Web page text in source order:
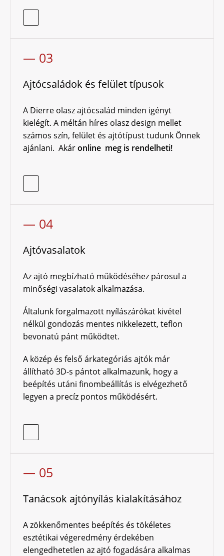
— 03
Ajtócsaládok és felület típusok
A Dierre olasz ajtócsalád minden igényt
kielégít. A méltán híres olasz design mellet
számos szín, felület és ajtótípust tudunk Önnek
ajánlani. Akáronline meg is rendelheti!
— 04
Ajtóvasalatok
Az ajtó megbízható működéséhez párosul a
minőségi vasalatok alkalmazása.
Általunk forgalmazott nyílászárókat kivétel
nélkül gondozás mentes nikkelezett, teflon
bevonatú pánt működtet.
A közép és felső árkategóriás ajtók már
állítható 3D-s pántot alkalmazunk, hogy a
beépítés utáni finombeállítás is elvégezhető
legyen a precíz pontos működésért.
— 05
Tanácsok ajtónyílás kialakításához
A zökkenőmentes beépítés és tökéletes
esztétikai végeredmény érdekében
elengedhetetlen az ajtó fogadására alkalmas